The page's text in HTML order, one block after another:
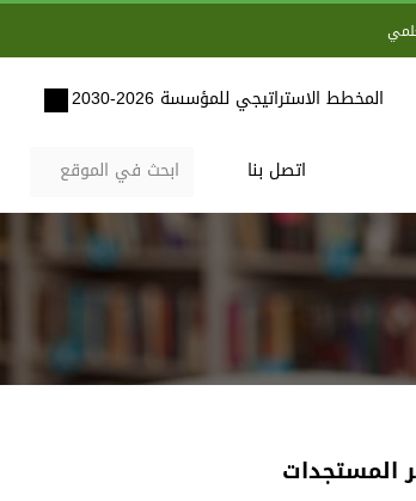
المخطط الاستراتيجي للمؤسسة 2026-2030
اتصل بنا
المستجدات